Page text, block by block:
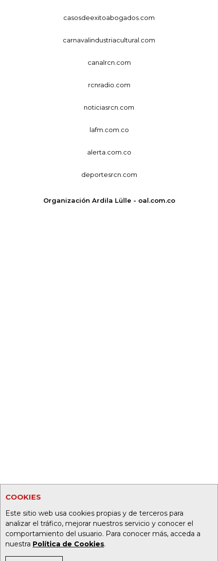
COOKIES
Este sitio web usa cookies propias y de terceros para
analizar el tráfico, mejorar nuestros servicio y conocer el
comportamiento del usuario. Para conocer más, acceda a
nuestra Política de Cookies.
casosdeexitoabogados.com
carnavalindustriacultural.com
canalrcn.com
rcnradio.com
noticiasrcn.com
lafm.com.co
alerta.com.co
deportesrcn.com
Organización Ardila Lülle - oal.com.co